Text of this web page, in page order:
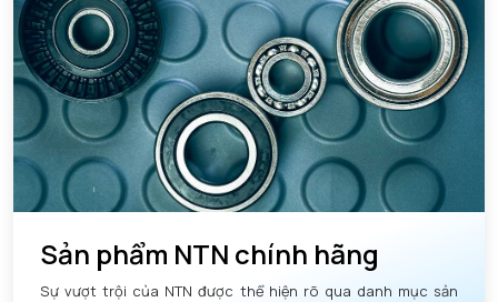
Sản phẩm NTN chính hãng
Sự vượt trội của NTN được thể hiện rõ qua danh mục sản